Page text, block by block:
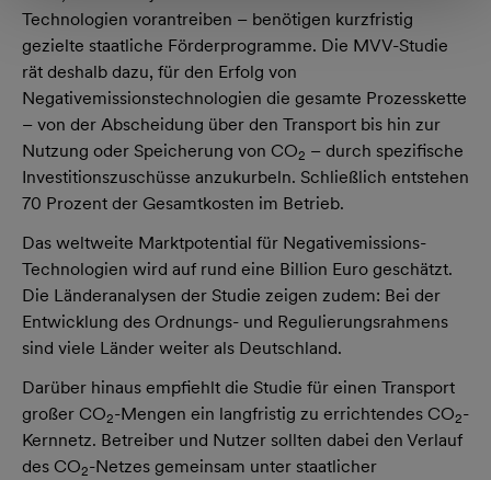
Technologien vorantreiben – benötigen kurzfristig
gezielte staatliche Förderprogramme. Die MVV-Studie
rät deshalb dazu, für den Erfolg von
Negativemissionstechnologien die gesamte Prozesskette
– von der Abscheidung über den Transport bis hin zur
Nutzung oder Speicherung von CO2 – durch spezifische
Investitionszuschüsse anzukurbeln. Schließlich entstehen
70 Prozent der Gesamtkosten im Betrieb.
Das weltweite Marktpotential für Negativemissions-
Technologien wird auf rund eine Billion Euro geschätzt.
Die Länderanalysen der Studie zeigen zudem: Bei der
Entwicklung des Ordnungs- und Regulierungsrahmens
sind viele Länder weiter als Deutschland.
Darüber hinaus empfiehlt die Studie für einen Transport
großer CO2-Mengen ein langfristig zu errichtendes CO2-
Kernnetz. Betreiber und Nutzer sollten dabei den Verlauf
des CO2-Netzes gemeinsam unter staatlicher